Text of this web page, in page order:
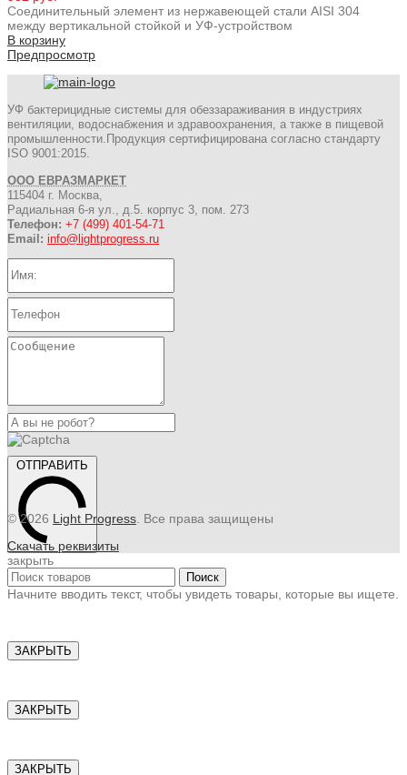
Соединительный элемент из нержавеющей стали AISI 304
между вертикальной стойкой и УФ-устройством
В корзину
Предпросмотр
УФ бактерицидные системы для обеззараживания в индустриях
вентиляции, водоснабжения и здравоохранения, а также в пищевой
промышленности.Продукция сертифицирована согласно стандарту
ISO 9001:2015.
ООО ЕВРАЗМАРКЕТ
115404 г. Москва,
Радиальная 6-я ул., д.5. корпус 3, пом. 273
Телефон: +7 (499) 401-54-71
Email: info@lightprogress.ru
ОТПРАВИТЬ
© 2026 Light Progress . Все права защищены
Скачать реквизиты
закрыть
Поиск
Начните вводить текст, чтобы увидеть товары, которые вы ищете.
ЗАКРЫТЬ
ЗАКРЫТЬ
ЗАКРЫТЬ